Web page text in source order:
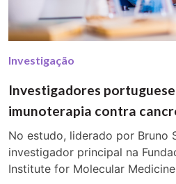
Investigação
Investigadores
imunoterapia contra
No estudo, liderado por Bruno
investigador principal na
Institute for Molecular